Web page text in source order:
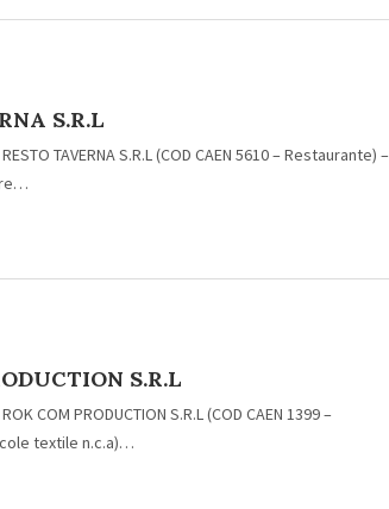
S.R.L
TAVERNA S.R.L (COD CAEN 5610 – Restaurante) –
S.R.L
COM PRODUCTION S.R.L (COD CAEN 1399 –
textile n.c.a)…